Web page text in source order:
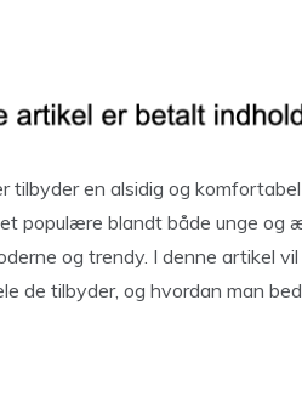
tilbyder en alsidig og
populære blandt både unge og
og trendy. I denne artikel vil
de tilbyder, og hvordan man